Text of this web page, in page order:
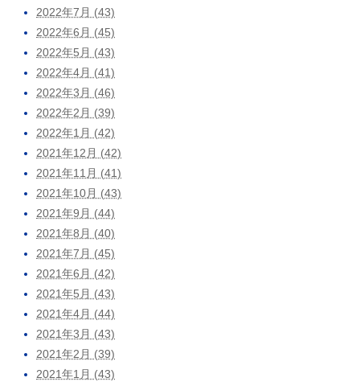
2022年7月 (43)
2022年6月 (45)
2022年5月 (43)
2022年4月 (41)
2022年3月 (46)
2022年2月 (39)
2022年1月 (42)
2021年12月 (42)
2021年11月 (41)
2021年10月 (43)
2021年9月 (44)
2021年8月 (40)
2021年7月 (45)
2021年6月 (42)
2021年5月 (43)
2021年4月 (44)
2021年3月 (43)
2021年2月 (39)
2021年1月 (43)